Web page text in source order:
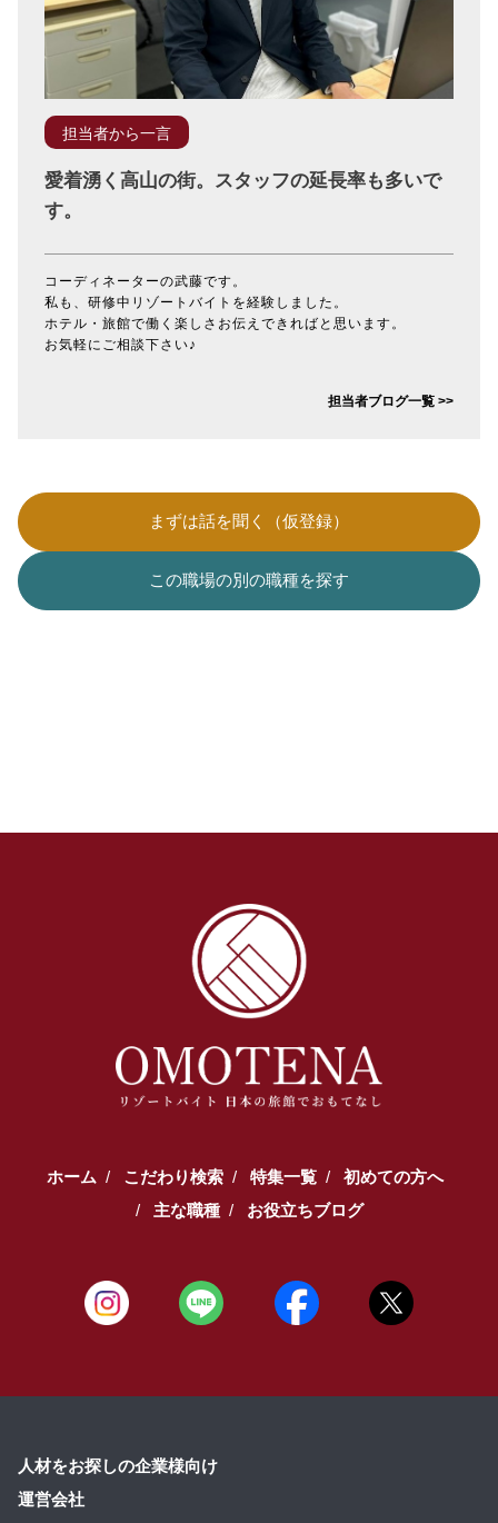
担当者から一言
愛着湧く高山の街。スタッフの延長率も多いで
す。
コーディネーターの武藤です。
私も、研修中リゾートバイトを経験しました。
ホテル・旅館で働く楽しさお伝えできればと思います。
お気軽にご相談下さい♪
担当者ブログ一覧 >>
まずは話を聞く（仮登録）
この職場の別の職種を探す
ホーム こだわり検索 特集一覧
初めての方へ
主な職種
お役立ちブログ
人材をお探しの企業様向け
運営会社